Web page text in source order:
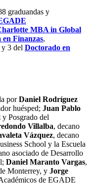
8 graduandas y
MBA in Global
en Finanzas,
y 3 del Doctorado en
porDaniel Rodríguez
huésped; Juan Pablo
y Posgrado del
Villalba, decano
Vázquez, decano
School y la Escuela
asociado de Desarrollo
Daniel Maranto Vargas,
Monterrey, y Jorge
de EGADE